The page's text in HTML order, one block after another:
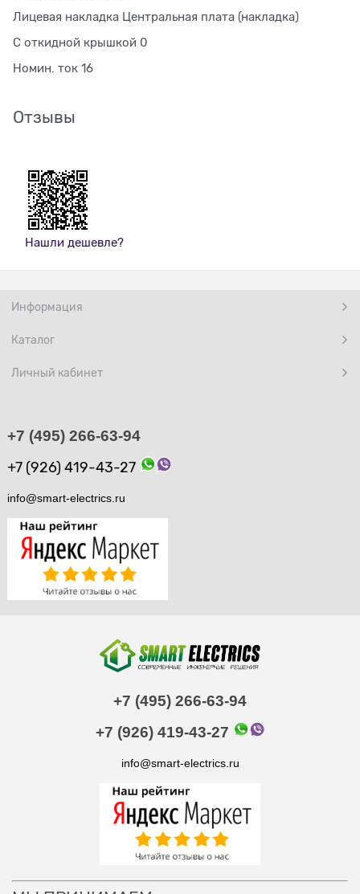
Лицевая накладка Центральная плата (накладка)
С откидной крышкой 0
Номин. ток 16
Отзывы
Нашли дешевле?
Информация
Каталог
Личный кабинет
+7 (495) 266-63-94
+7 (926) 419-43-27
info@smart-electrics.ru
+7 (495) 266-63-94
+7 (926) 419-43-27
info@smart-electrics.ru